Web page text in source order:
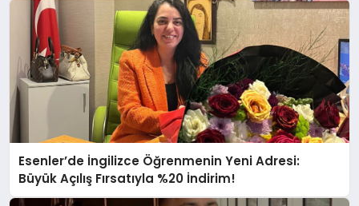
Esenler’de İngilizce Öğrenmenin Yeni Adresi:
Büyük Açılış Fırsatıyla %20 İndirim!